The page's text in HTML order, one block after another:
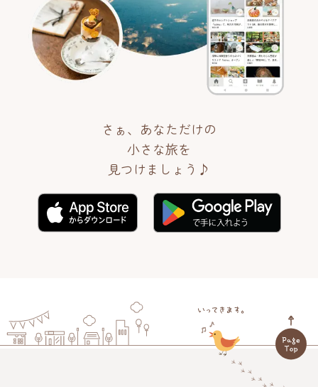
さぁ、あなただけの
小さな旅を
見つけましょう♪